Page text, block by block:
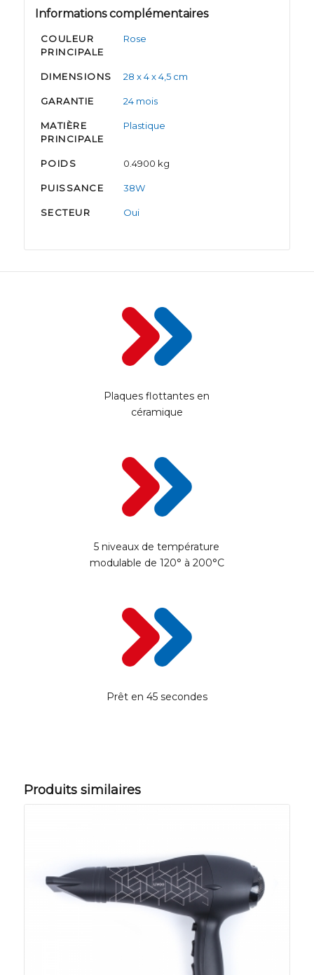
Informations complémentaires
COULEUR
PRINCIPALE
Rose
DIMENSIONS 28 x 4 x 4,5 cm
GARANTIE 24 mois
MATIÈRE
PRINCIPALE
Plastique
POIDS 0.4900 kg
PUISSANCE 38W
SECTEUR Oui
Plaques flottantes en
céramique
5 niveaux de température
modulable de 120° à 200°C
Prêt en 45 secondes
Produits similaires